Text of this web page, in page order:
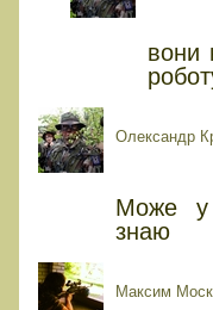
вони
Олександр
Може у
знаю
Максим